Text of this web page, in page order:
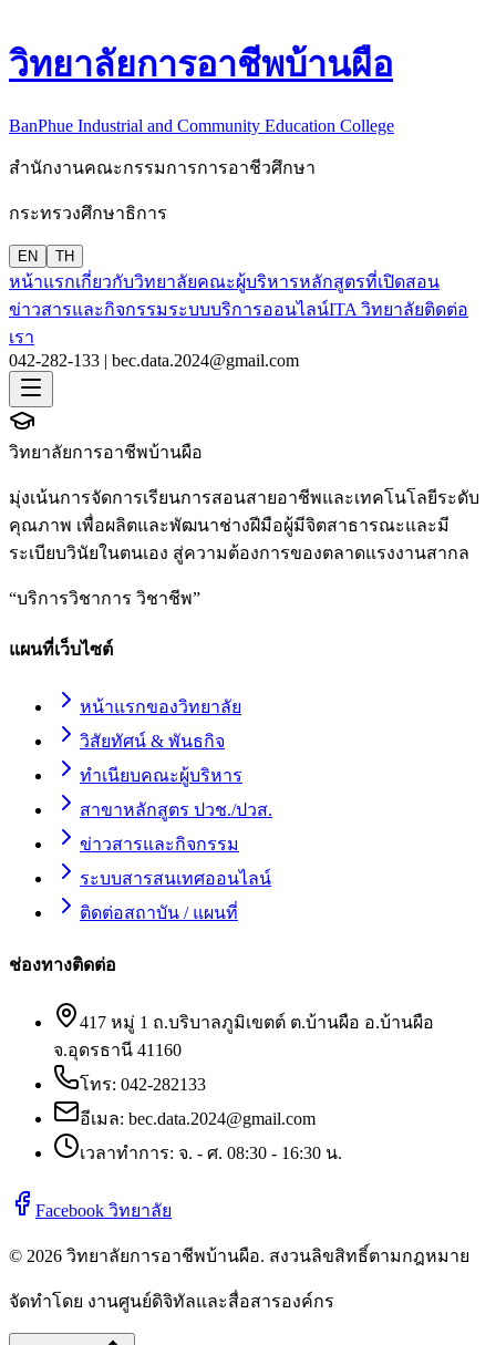
วิทยาลัยการอาชีพบ้านผือ
BanPhue Industrial and Community Education College
สำนักงานคณะกรรมการการอาชีวศึกษา
กระทรวงศึกษาธิการ
EN TH
หน้าแรกเกี่ยวกับวิทยาลัยคณะผู้บริหารหลักสูตรที่เปิดสอน
ข่าวสารและกิจกรรมระบบบริการออนไลน์ITA วิทยาลัยติดต่อ
เรา
042-282-133 | bec.data.2024@gmail.com
วิทยาลัยการอาชีพบ้านผือ
มุ่งเน้นการจัดการเรียนการสอนสายอาชีพและเทคโนโลยีระดับ
คุณภาพ เพื่อผลิตและพัฒนาช่างฝีมือผู้มีจิตสาธารณะและมี
ระเบียบวินัยในตนเอง สู่ความต้องการของตลาดแรงงานสากล
“บริการวิชาการ วิชาชีพ”
แผนที่เว็บไซต์
หน้าแรกของวิทยาลัย
วิสัยทัศน์ & พันธกิจ
ทำเนียบคณะผู้บริหาร
สาขาหลักสูตร ปวช./ปวส.
ข่าวสารและกิจกรรม
ระบบสารสนเทศออนไลน์
ติดต่อสถาบัน / แผนที่
ช่องทางติดต่อ
417 หมู่ 1 ถ.บริบาลภูมิเขตต์ ต.บ้านผือ อ.บ้านผือ
จ.อุดรธานี 41160
โทร: 042-282133
อีเมล: bec.data.2024@gmail.com
เวลาทำการ: จ. - ศ. 08:30 - 16:30 น.
Facebook วิทยาลัย
© 2026 วิทยาลัยการอาชีพบ้านผือ. สงวนลิขสิทธิ์ตามกฎหมาย
จัดทำโดย งานศูนย์ดิจิทัลและสื่อสารองค์กร